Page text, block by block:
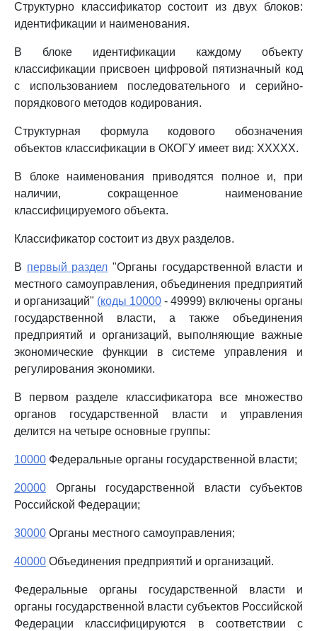
Структурно классификатор состоит из двух блоков:
идентификации и наименования.
В блоке идентификации каждому объекту
классификации присвоен цифровой пятизначный код
с использованием последовательного и серийно-
порядкового методов кодирования.
Структурная формула кодового обозначения
объектов классификации в ОКОГУ имеет вид: ХХХХХ.
В блоке наименования приводятся полное и, при
наличии, сокращенное наименование
классифицируемого объекта.
Классификатор состоит из двух разделов.
В первый раздел "Органы государственной власти и
местного самоуправления, объединения предприятий
и организаций" (коды 10000 - 49999) включены органы
государственной власти, а также объединения
предприятий и организаций, выполняющие важные
экономические функции в системе управления и
регулирования экономики.
В первом разделе классификатора все множество
органов государственной власти и управления
делится на четыре основные группы:
10000 Федеральные органы государственной власти;
20000 Органы государственной власти субъектов
Российской Федерации;
30000 Органы местного самоуправления;
40000 Объединения предприятий и организаций.
Федеральные органы государственной власти и
органы государственной власти субъектов Российской
Федерации классифицируются в соответствии с